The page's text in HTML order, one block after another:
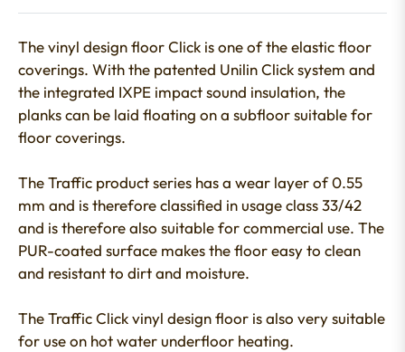
The vinyl design floor Click is one of the elastic floor
coverings. With the patented Unilin Click system and
the integrated IXPE impact sound insulation, the
planks can be laid floating on a subfloor suitable for
floor coverings.
The Traffic product series has a wear layer of 0.55
mm and is therefore classified in usage class 33/42
and is therefore also suitable for commercial use. The
PUR-coated surface makes the floor easy to clean
and resistant to dirt and moisture.
The Traffic Click vinyl design floor is also very suitable
for use on hot water underfloor heating.